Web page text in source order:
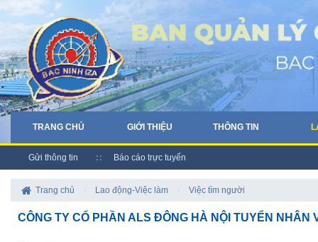
TRANG CHỦ GIỚI THIỆU THÔNG TIN
Gửi thông tin Báo cáo trực tuyến
Trang chủ Lao động-Việc làm Việc tìm người
CÔNG TY CỔ PHẦN ALS ĐÔNG HÀ NỘI TUYỂN NHÂN